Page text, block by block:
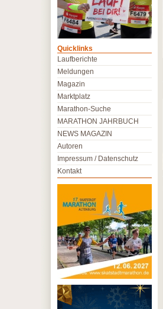
Quicklinks
Laufberichte
Meldungen
Magazin
Marktplatz
Marathon-Suche
MARATHON JAHRBUCH
NEWS MAGAZIN
Autoren
Impressum / Datenschutz
Kontakt